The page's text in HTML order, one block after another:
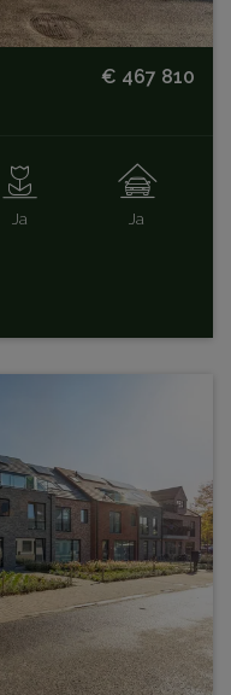
€ 467 810
Ja Ja